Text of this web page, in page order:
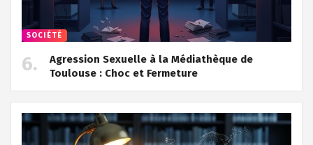
SOCIÉTÉ
Agression Sexuelle à la Médiathèque de
Toulouse : Choc et Fermeture